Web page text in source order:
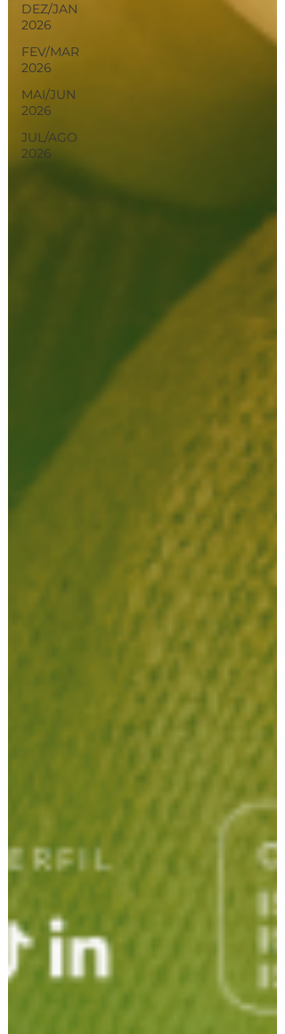
DEZ/JAN
2026
FEV/MAR
2026
MAI/JUN
2026
JUL/AGO
2026